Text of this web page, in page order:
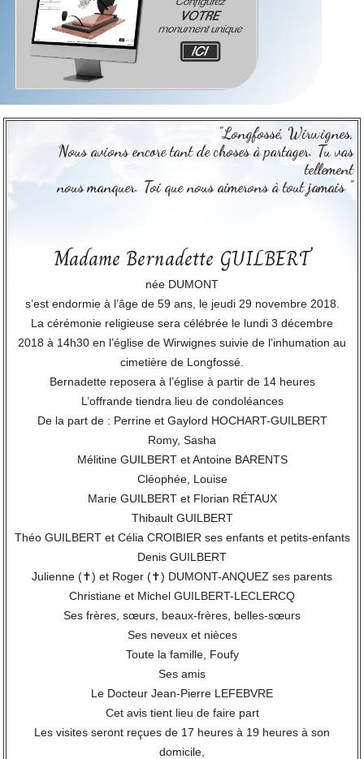
"Longfossé, Wirwignes,
Nous avions encore tant de choses à partager. Tu vas
tellement
nous manquer. Toi que nous aimerons à tout jamais "
Madame Bernadette GUILBERT
née DUMONT
s’est endormie à l’âge de 59 ans, le jeudi 29 novembre 2018.
La cérémonie religieuse sera célébrée le lundi 3 décembre
2018 à 14h30 en l’église de Wirwignes suivie de l’inhumation au
cimetière de Longfossé.
Bernadette reposera à l’église à partir de 14 heures
L’offrande tiendra lieu de condoléances
De la part de : Perrine et Gaylord HOCHART-GUILBERT
Romy, Sasha
Mélitine GUILBERT et Antoine BARENTS
Cléophée, Louise
Marie GUILBERT et Florian RÉTAUX
Thibault GUILBERT
Théo GUILBERT et Célia CROIBIER ses enfants et petits-enfants
Denis GUILBERT
Julienne (✝) et Roger (✝) DUMONT-ANQUEZ ses parents
Christiane et Michel GUILBERT-LECLERCQ
Ses frères, sœurs, beaux-frères, belles-sœurs
Ses neveux et nièces
Toute la famille, Foufy
Ses amis
Le Docteur Jean-Pierre LEFEBVRE
Cet avis tient lieu de faire part
Les visites seront reçues de 17 heures à 19 heures à son
domicile,